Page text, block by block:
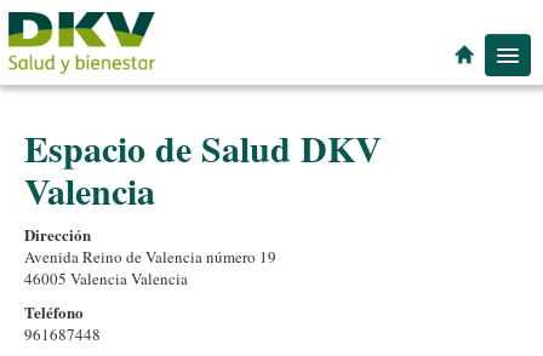
Especialidades
Localidad
Espacio de Salud DKV
Valencia
Dirección
Avenida Reino de Valencia número 19
46005 Valencia Valencia
Teléfono
961687448